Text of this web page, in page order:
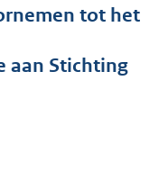
r
t
tot het
aan Stichting